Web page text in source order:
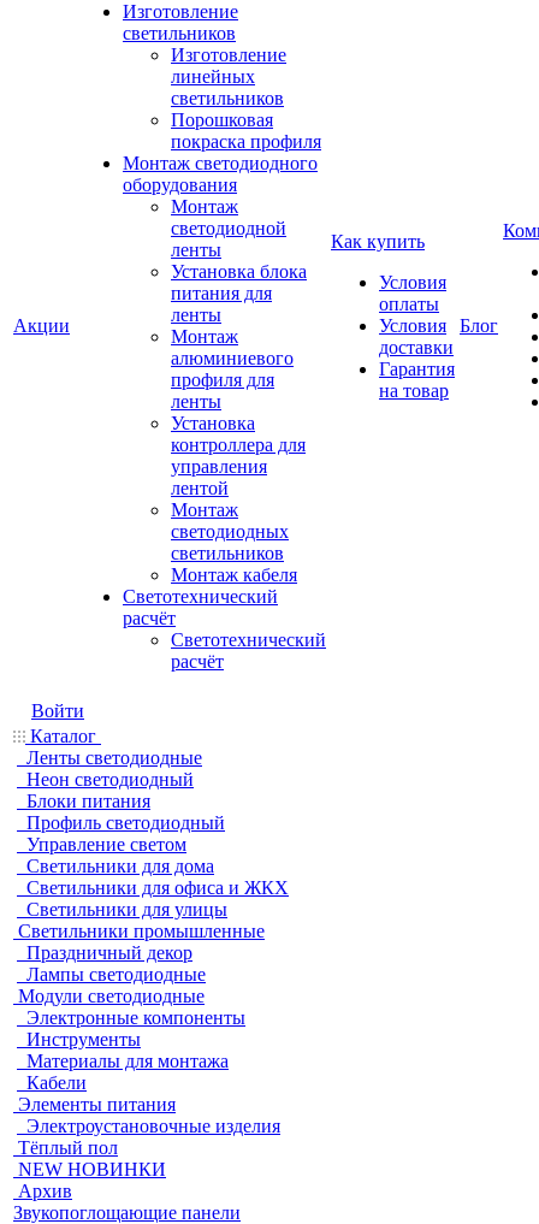
Акции
Изготовление
светильников
Изготовление
линейных
светильников
Порошковая
покраска профиля
Монтаж светодиодного
оборудования
Монтаж
светодиодной
ленты
Установка блока
питания для
ленты
Монтаж
алюминиевого
профиля для
ленты
Установка
контроллера для
управления
лентой
Монтаж
светодиодных
светильников
Монтаж кабеля
Светотехнический
расчёт
Светотехнический
расчёт
Как купить
Условия
оплаты
Условия
доставки
Гарантия
на товар
Блог
Войти
Каталог
Ленты светодиодные
Неон светодиодный
Блоки питания
Профиль светодиодный
Управление светом
Светильники для дома
Светильники для офиса и ЖКХ
Светильники для улицы
Светильники промышленные
Праздничный декор
Лампы светодиодные
Модули светодиодные
Электронные компоненты
Инструменты
Материалы для монтажа
Кабели
Элементы питания
Электроустановочные изделия
Тёплый пол
NEW НОВИНКИ
Архив
Звукопоглощающие панели